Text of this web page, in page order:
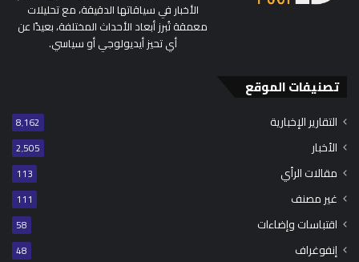
الأخبار في سياقاتها الدقيقة، مع تحليلات
معمقة تُبرز أبعاد الأحداث المختلفة، بعيدًا عن
أي تحيز أيديولوجي أو سياسي.
تصنيفات الموقع
التقارير الإخبارية 8٬162
الأخبار 2٬505
مقالات الرأي 113
غير مصنف 111
اقتباسات وإضاءات 58
إنفوغراف 48